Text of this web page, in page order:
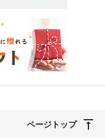
ページトップ